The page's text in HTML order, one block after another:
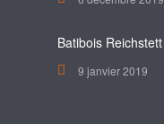
Batibois Reichstett
9 janvier 2019